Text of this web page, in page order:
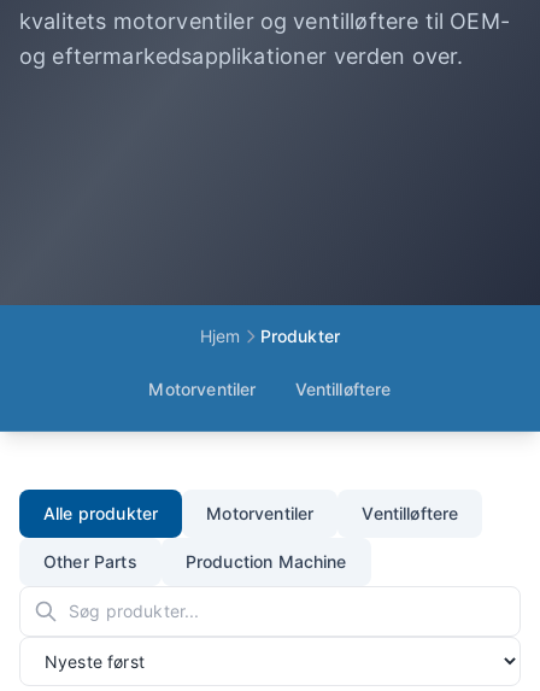
kvalitets motorventiler og ventilløftere til OEM-
og eftermarkedsapplikationer verden over.
Hjem Produkter
Motorventiler Ventilløftere
Alle produkter Motorventiler Ventilløftere
Other Parts Production Machine